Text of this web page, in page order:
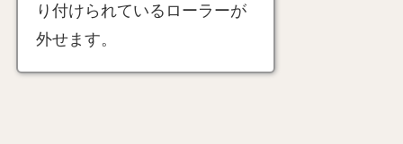
り付けられているローラーが
外せます。